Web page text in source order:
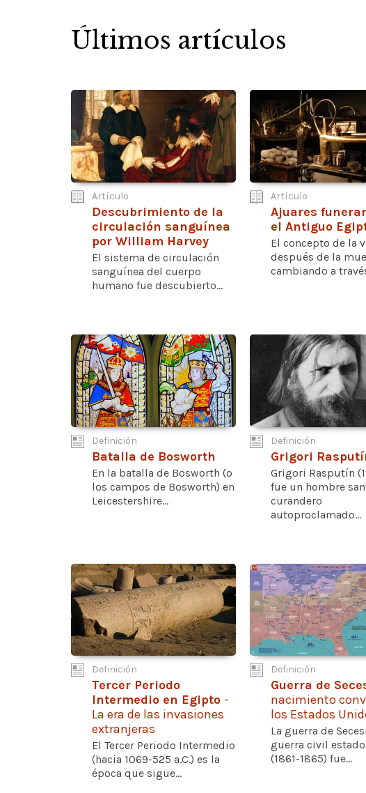
Últimos artículos
Artículo
Descubrimiento de la
circulación sanguínea
por William Harvey
El sistema de circulación
sanguínea del cuerpo
humano fue descubierto...
Artículo
Ajuares
el Antiguo
El concepto de la
después de la
cambiando a
Definición
Batalla de Bosworth
En la batalla de Bosworth (o
los campos de Bosworth) en
Leicestershire...
Definición
Grigori
Grigori Rasputín
fue un hombre
curandero
autoproclamado...
Definición
Tercer Periodo
Intermedio en Egipto -
La era de las invasiones
extranjeras
El Tercer Periodo Intermedio
(hacia 1069-525 a.C.) es la
época que sigue...
Definición
Guerra de
nacimiento
los Estados
La guerra de
guerra civil
(1861-1865) fue...